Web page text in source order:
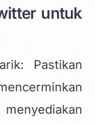
untuk
Pastikan